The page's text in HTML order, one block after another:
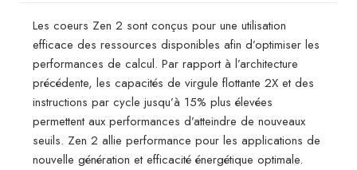
Les coeurs Zen 2 sont conçus pour une utilisation
efficace des ressources disponibles afin d’optimiser les
performances de calcul. Par rapport à l’architecture
précédente, les capacités de virgule flottante 2X et des
instructions par cycle jusqu’à 15% plus élevées
permettent aux performances d’atteindre de nouveaux
seuils. Zen 2 allie performance pour les applications de
nouvelle génération et efficacité énergétique optimale.